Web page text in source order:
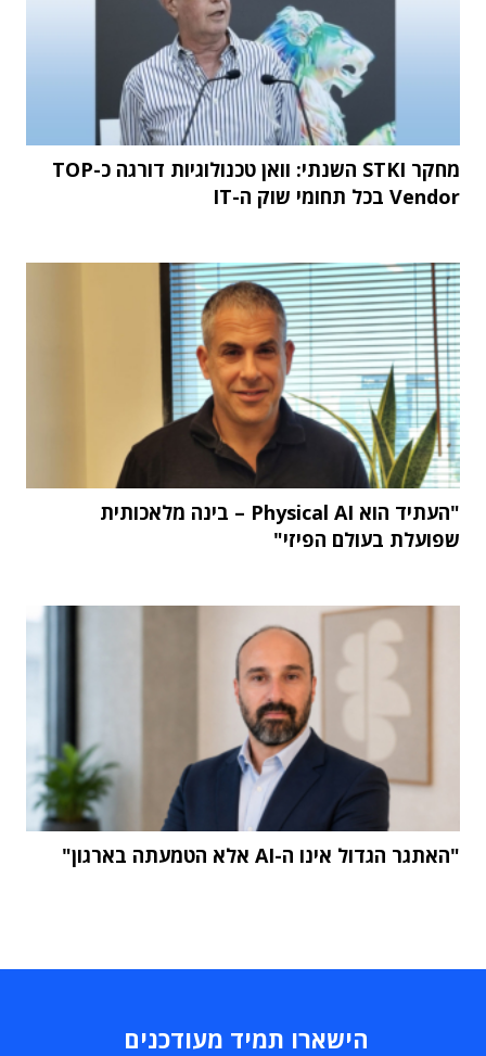
מחקר STKI השנתי: וואן טכנולוגיות דורגה כ-TOP
Vendor בכל תחומי שוק ה-IT
"העתיד הוא Physical AI – בינה מלאכותית
שפועלת בעולם הפיזי"
"האתגר הגדול אינו ה-AI אלא הטמעתה בארגון"
הישארו תמיד מעודכנים